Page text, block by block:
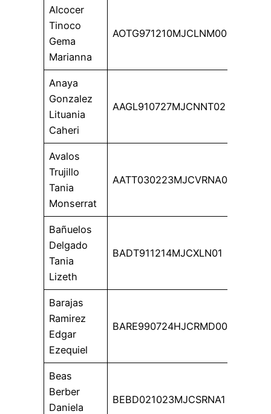
Alcocer
Tinoco
Gema
Marianna
AOTG971210MJCLNM00
Anaya
Gonzalez
Lituania
Caheri
AAGL910727MJCNNT02
Avalos
Trujillo
Tania
Monserrat
AATT030223MJCVRNA0
Bañuelos
Delgado
Tania
Lizeth
BADT911214MJCXLN01
Barajas
Ramirez
Edgar
Ezequiel
BARE990724HJCRMD00
Beas
Berber
Daniela
BEBD021023MJCSRNA1